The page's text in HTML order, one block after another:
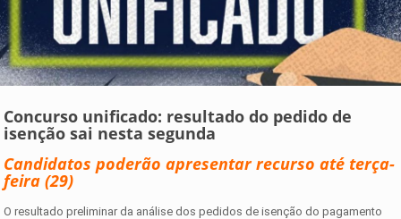
Concurso unificado: resultado do pedido de
isenção sai nesta segunda
Candidatos poderão apresentar recurso até terça-
feira (29)
O resultado preliminar da análise dos pedidos de isenção do pagamento